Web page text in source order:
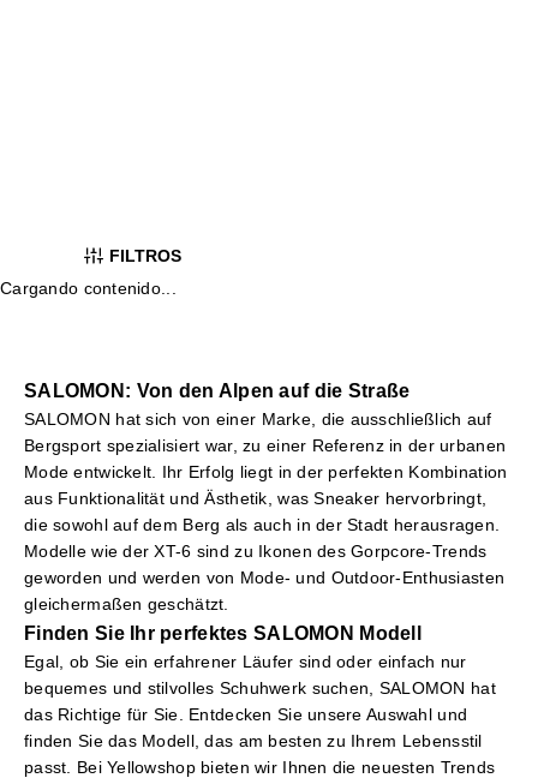
FILTROS
Cargando contenido...
SALOMON: Von den Alpen auf die Straße
SALOMON hat sich von einer Marke, die ausschließlich auf
Bergsport spezialisiert war, zu einer Referenz in der urbanen
Mode entwickelt. Ihr Erfolg liegt in der perfekten Kombination
aus Funktionalität und Ästhetik, was Sneaker hervorbringt,
die sowohl auf dem Berg als auch in der Stadt herausragen.
Modelle wie der XT-6 sind zu Ikonen des Gorpcore-Trends
geworden und werden von Mode- und Outdoor-Enthusiasten
gleichermaßen geschätzt.
Finden Sie Ihr perfektes SALOMON Modell
Egal, ob Sie ein erfahrener Läufer sind oder einfach nur
bequemes und stilvolles Schuhwerk suchen, SALOMON hat
das Richtige für Sie. Entdecken Sie unsere Auswahl und
finden Sie das Modell, das am besten zu Ihrem Lebensstil
passt. Bei Yellowshop bieten wir Ihnen die neuesten Trends